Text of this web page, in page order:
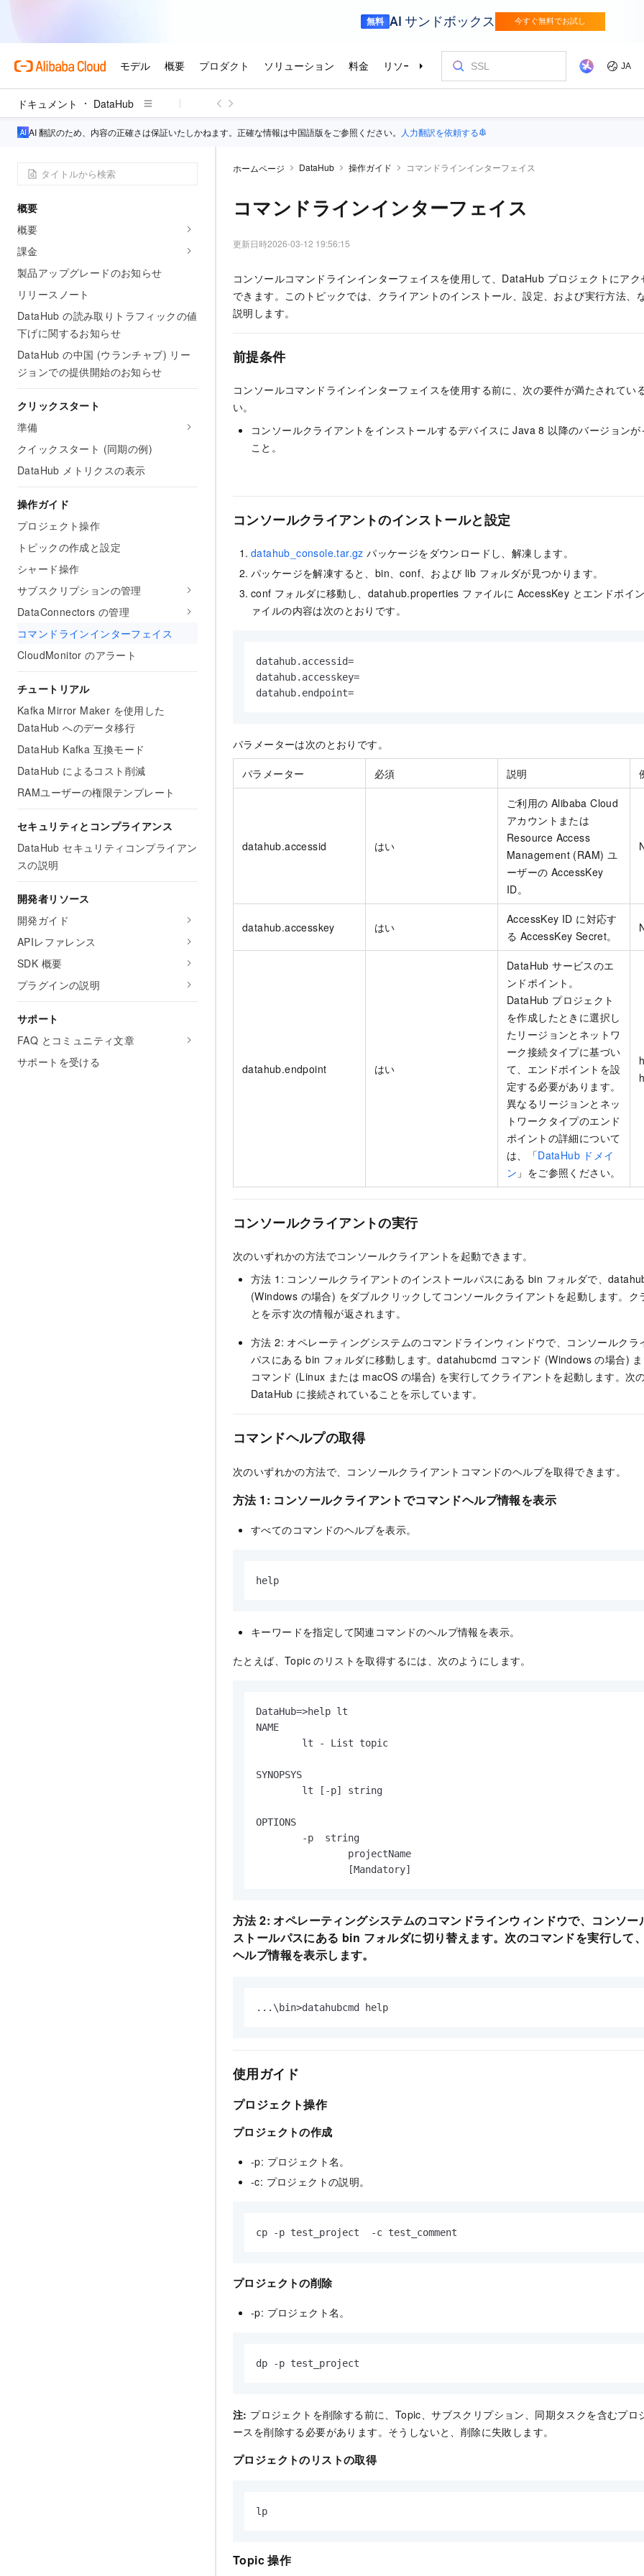
ドキュメント DataHub
AI 翻訳のため、内容の正確さは保証いたしかねます。正確な情報は中国語版をご参照ください。 人力翻訳を依頼する
概要
概要
課金
製品アップグレードのお知らせ
リリースノート
DataHub の読み取りトラフィックの値
下げに関するお知らせ
DataHub の中国 (ウランチャブ) リー
ジョンでの提供開始のお知らせ
クリックスタート
準備
クイックスタート (同期の例)
DataHub メトリクスの表示
操作ガイド
プロジェクト操作
トピックの作成と設定
シャード操作
サブスクリプションの管理
DataConnectors の管理
コマンドラインインターフェイス
CloudMonitor のアラート
チュートリアル
Kafka Mirror Maker を使用した
DataHub へのデータ移行
DataHub Kafka 互換モード
DataHub によるコスト削減
RAMユーザーの権限テンプレート
セキュリティとコンプライアンス
DataHub セキュリティコンプライアン
スの説明
開発者リソース
開発ガイド
APIレファレンス
SDK 概要
プラグインの説明
サポート
FAQ とコミュニティ文章
サポートを受ける
ホームページ DataHub 操作ガイド コマンドラインインターフェイス
コマンドラインインターフェイス
更新日時2026-03-12 19:56:15
コンソールコマンドラインインターフェイスを使用して、DataHub プロジェクトにア
できます。このトピックでは、クライアントのインストール、設定、および実行方法、
説明します。
前提条件
コンソールコマンドラインインターフェイスを使用する前に、次の要件が満たされてい
い。
コンソールクライアントをインストールするデバイスに Java 8 以降のバージョン
こと。
コンソールクライアントのインストールと設定
datahub_console.tar.gz パッケージをダウンロードし、解凍します。
パッケージを解凍すると、bin、conf、および lib フォルダが見つかります。
conf フォルダに移動し、datahub.properties ファイルに AccessKey とエンドポイ
ァイルの内容は次のとおりです。
datahub.accessid=
datahub.accesskey=
datahub.endpoint=
パラメーターは次のとおりです。
パラメーター 必須 説明
datahub.accessid はい
ご利用の Alibaba Cloud
アカウントまたは
Resource Access
Management (RAM) ユ
ーザーの AccessKey
ID。
datahub.accesskey はい
AccessKey ID に対応す
る AccessKey Secret。
datahub.endpoint はい
DataHub サービスのエ
ンドポイント。
DataHub プロジェクト
を作成したときに選択し
たリージョンとネットワ
ーク接続タイプに基づい
て、エンドポイントを設
定する必要があります。
異なるリージョンとネッ
トワークタイプのエンド
ポイントの詳細について
は、「DataHub ドメイ
ン 」をご参照ください。
コンソールクライアントの実行
次のいずれかの方法でコンソールクライアントを起動できます。
方法 1: コンソールクライアントのインストールパスにある bin フォルダで、
(Windows の場合) をダブルクリックしてコンソールクライアントを起動します。ク
とを示す次の情報が返されます。
方法 2: オペレーティングシステムのコマンドラインウィンドウで、コンソールクラ
パスにある bin フォルダに移動します。datahubcmd コマンド (Windows の場合)
コマンド (Linux または macOS の場合) を実行してクライアントを起動します。次
DataHub に接続されていることを示しています。
コマンドヘルプの取得
次のいずれかの方法で、コンソールクライアントコマンドのヘルプを取得できます。
方法 1: コンソールクライアントでコマンドヘルプ情報を表示
すべてのコマンドのヘルプを表示。
help
キーワードを指定して関連コマンドのヘルプ情報を表示。
たとえば、Topic のリストを取得するには、次のようにします。
DataHub=>help lt
NAME
        lt - List topic
SYNOPSYS
        lt [-p] string
OPTIONS
        -p  string
                projectName
方法 2: オペレーティングシステムのコマンドラインウィンドウで、コンソー
ストールパスにある bin フォルダに切り替えます。次のコマンドを実行して
ヘルプ情報を表示します。
...\bin>datahubcmd help
使用ガイド
プロジェクト操作
プロジェクトの作成
-p: プロジェクト名。
-c: プロジェクトの説明。
cp -p test_project  -c test_comment
プロジェクトの削除
-p: プロジェクト名。
dp -p test_project
注: プロジェクトを削除する前に、Topic、サブスクリプション、同期タスクを含むプロ
ースを削除する必要があります。そうしないと、削除に失敗します。
プロジェクトのリストの取得
lp
Topic 操作